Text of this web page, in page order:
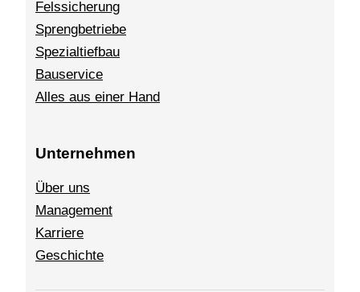
Felssicherung
Sprengbetriebe
Spezialtiefbau
Bauservice
Alles aus einer Hand
Unternehmen
Über uns
Management
Karriere
Geschichte